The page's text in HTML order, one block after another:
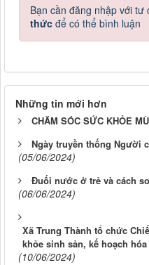
Bạn cần đăng nhập với tư
thức để có thể bình luận
Những tin mới hơn
CHĂM SÓC SỨC KHỎE
Ngày truyền thống Người
(05/06/2024)
Đuối nước ở trẻ và cách
(06/06/2024)
Xã Trung Thành tổ chức
khỏe sinh sản, kế hoạch
(10/06/2024)